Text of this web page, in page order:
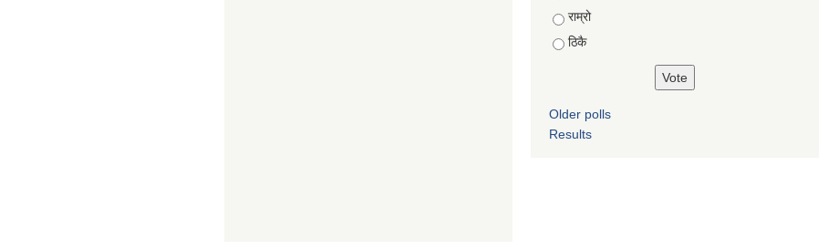
राम्रो
ठिकै
Older polls
Results